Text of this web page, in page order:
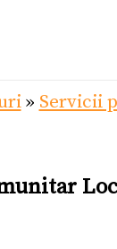
» Servicii